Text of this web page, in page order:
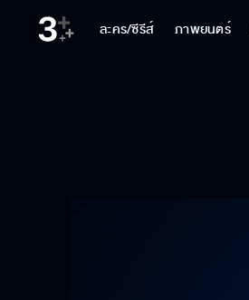
ละคร/ซีรีส์ ภาพยนตร์